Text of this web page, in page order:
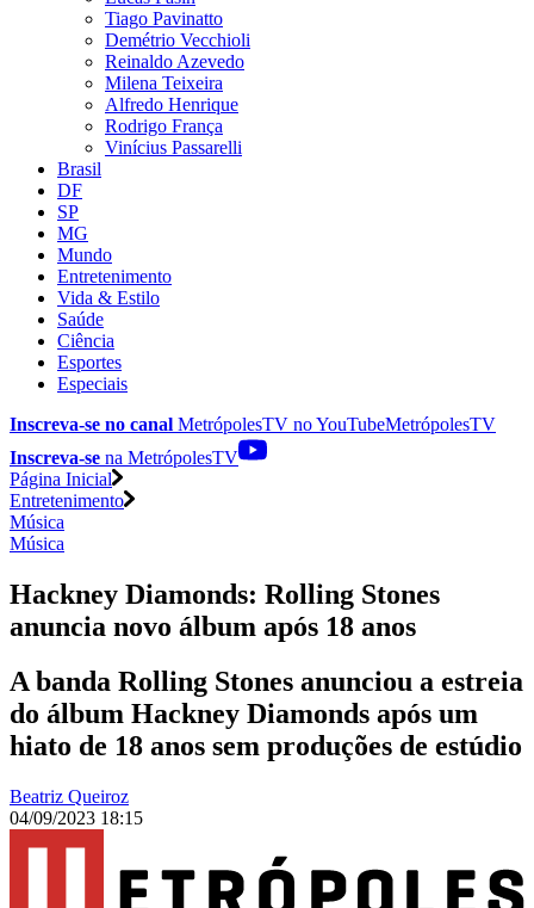
Tiago Pavinatto
Demétrio Vecchioli
Reinaldo Azevedo
Milena Teixeira
Alfredo Henrique
Rodrigo França
Vinícius Passarelli
Brasil
DF
SP
MG
Mundo
Entretenimento
Vida & Estilo
Saúde
Ciência
Esportes
Especiais
Inscreva-se no canal MetrópolesTV noYouTubeMetrópolesTV
Inscreva-se na MetrópolesTV
Página Inicial
Entretenimento
Música
Música
Hackney Diamonds: Rolling Stones
anuncia novo álbum após 18 anos
A banda Rolling Stones anunciou a estreia
do álbum Hackney Diamonds após um
hiato de 18 anos sem produções de estúdio
Beatriz Queiroz
04/09/2023 18:15